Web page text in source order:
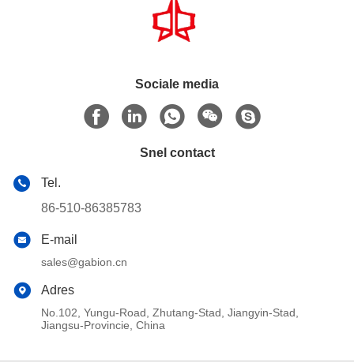
Sociale media
Snel contact
Tel.
86-510-86385783
E-mail
sales@gabion.cn
Adres
No.102, Yungu-Road, Zhutang-Stad, Jiangyin-Stad,
Jiangsu-Provincie, China